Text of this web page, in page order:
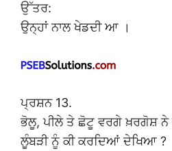
ਉੱਤਰ:
ਉਨ੍ਹਾਂ ਨਾਲ ਖੇਡਦੀ ਆ ।
ਪ੍ਰਸ਼ਨ 13.
ਭੋਲੂ, ਪੀਲੇ ਤੇ ਛੋਟੂ ਵਰਗੇ ਖ਼ਰਗੋਸ਼ ਨੇ
ਲੂੰਬੜੀ ਨੂੰ ਕੀ ਕਰਦਿਆਂ ਦੇਖਿਆ ?